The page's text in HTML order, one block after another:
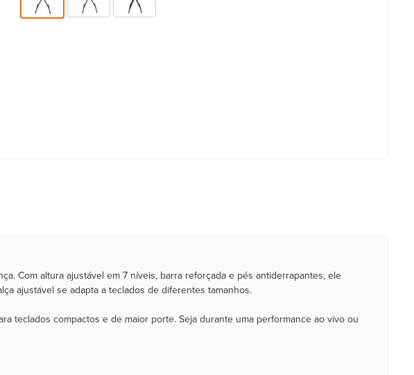
Com altura ajustável em 7 níveis, barra reforçada e pés antiderrapantes, ele
ajustável se adapta a teclados de diferentes tamanhos.
teclados compactos e de maior porte. Seja durante uma performance ao vivo ou